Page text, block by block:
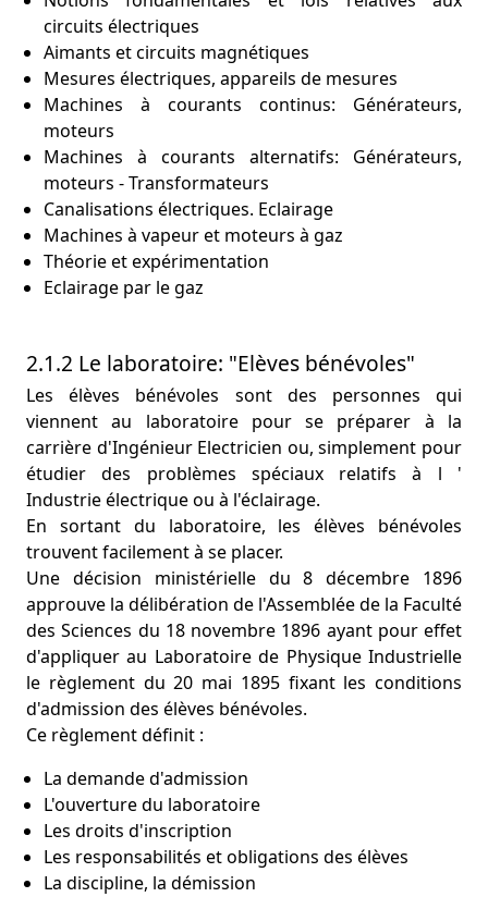
circuits électriques
Aimants et circuits magnétiques
Mesures électriques, appareils de mesures
Machines à courants continus: Générateurs,
moteurs
Machines à courants alternatifs: Générateurs,
moteurs - Transformateurs
Canalisations électriques. Eclairage
Machines à vapeur et moteurs à gaz
Théorie et expérimentation
Eclairage par le gaz
2.1.2 Le laboratoire: "Elèves bénévoles"
Les élèves bénévoles sont des personnes qui
viennent au laboratoire pour se préparer à la
carrière d'Ingénieur Electricien ou, simplement pour
étudier des problèmes spéciaux relatifs à l '
Industrie électrique ou à l'éclairage.
En sortant du laboratoire, les élèves bénévoles
trouvent facilement à se placer.
Une décision ministérielle du 8 décembre 1896
approuve la délibération de l'Assemblée de la Faculté
des Sciences du 18 novembre 1896 ayant pour effet
d'appliquer au Laboratoire de Physique Industrielle
le règlement du 20 mai 1895 fixant les conditions
d'admission des élèves bénévoles.
Ce règlement définit :
La demande d'admission
L'ouverture du laboratoire
Les droits d'inscription
Les responsabilités et obligations des élèves
La discipline, la démission